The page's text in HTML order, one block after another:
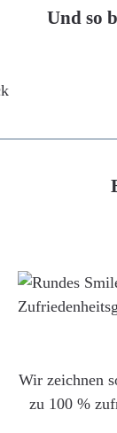
Und so
Wir zeichnen
zu 100 %